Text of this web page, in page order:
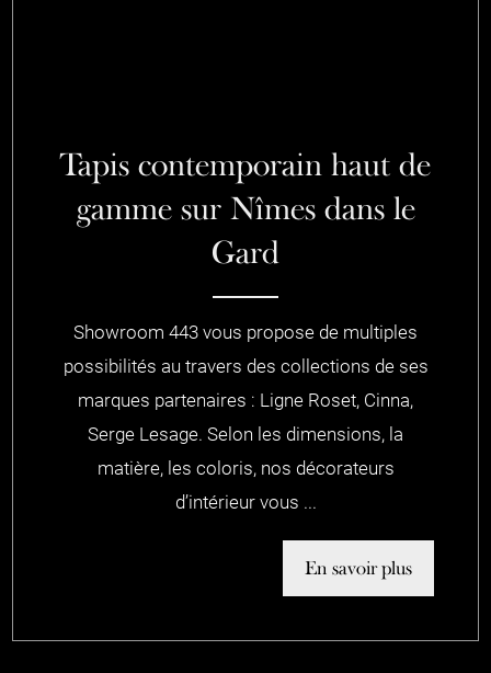
Tapis contemporain haut de
gamme sur Nîmes dans le
Gard
Showroom 443 vous propose de multiples
possibilités au travers des collections de ses
marques partenaires : Ligne Roset, Cinna,
Serge Lesage. Selon les dimensions, la
matière, les coloris, nos décorateurs
d’intérieur vous ...
En savoir plus